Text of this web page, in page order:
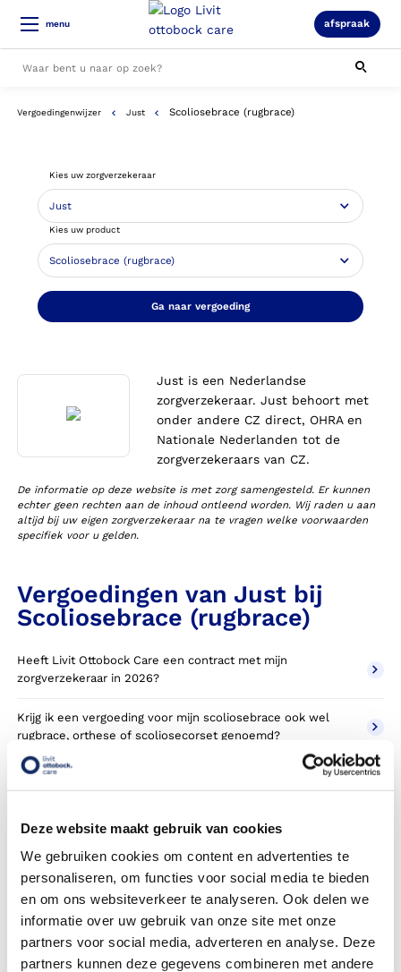
Deze website maakt gebruik van cookies
We gebruiken cookies om content en advertenties te
personaliseren, om functies voor social media te bieden
en om ons websiteverkeer te analyseren. Ook delen we
informatie over uw gebruik van onze site met onze
partners voor social media, adverteren en analyse. Deze
partners kunnen deze gegevens combineren met andere
menu afspraak
Alle resultaten
Vergoedingenwijzer Just Scoliosebrace (rugbrace)
Kies uw zorgverzekeraar
Kies uw product
Ga naar vergoeding
Just is een Nederlandse
zorgverzekeraar. Just behoort met
onder andere CZ direct, OHRA en
Nationale Nederlanden tot de
zorgverzekeraars van CZ.
De informatie op deze website is met zorg samengesteld. Er kunnen
echter geen rechten aan de inhoud ontleend worden. Wij raden u aan
altijd bij uw eigen zorgverzekeraar na te vragen welke voorwaarden
specifiek voor u gelden.
Vergoedingen van Just bij
Scoliosebrace (rugbrace)
Heeft Livit Ottobock Care een contract met mijn
zorgverzekeraar in 2026?
Krijg ik een vergoeding voor mijn scoliosebrace ook wel
rugbrace, orthese of scoliosecorset genoemd?
Wanneer komt mijn scoliosebrace NIET in aanmerking voor
vergoeding via mijn zorgverzekeraar?
Wordt mijn scoliosebrace vergoed uit de basisverzekering?
Wordt mijn scoliosebrace vergoed vanuit een aanvullende
verzekering?
Is de scoliosebrace individueel vervaardigd of verkrijgbaar
in confectie standaard uitvoeringen?